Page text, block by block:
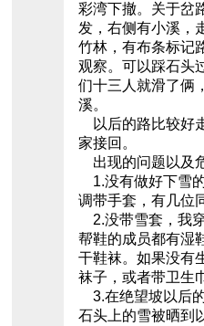
彩湾下撤。关于岔
发，右侧有小溪，
竹林，有布条标记
观察。可以踩石头
们十三人就滑了俩
溪。
以后的路比较好
家接回。
出现的问题以及
1.没有做好下雪
调带手套，有几位
2.没带雪套，我
帮鞋的成员都有湿
干鞋袜。如果没有
袜子，或者带卫生
3.在绝望坡以后
石头上的雪被晒到